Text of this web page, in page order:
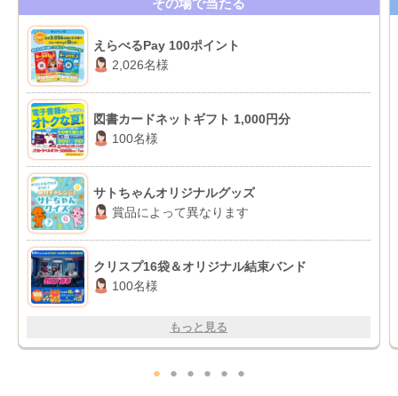
その場で当たる
えらべるPay 100ポイント
2,026名様
図書カードネットギフト 1,000円分
100名様
サトちゃんオリジナルグッズ
賞品によって異なります
クリスプ16袋＆オリジナル結束バンド
100名様
もっと見る
● ● ● ● ● ●